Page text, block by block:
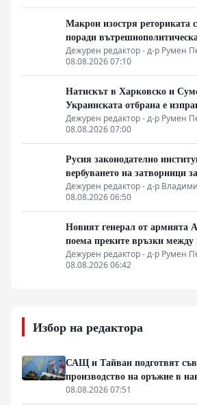
Макрон изостря реториката
поради
позиции в Африка
Дежурен редактор - д-р Румен
08.08.2026 07:10
Натискът в Харковско и
Украинската отбрана е
логистична криза
Дежурен редактор - д-р Румен
08.08.2026 07:00
Русия законодателно
вербуването на затворници
Дежурен редактор - д-р
08.08.2026 06:50
Новият генерал от армията
поема преките връзки между
бойното поле
Дежурен редактор - д-р Румен
08.08.2026 06:42
Избор на редактора
САЩ и Тайван подготвят
производство на оръжие в
срещата на върха АТИС
08.08.2026 07:51